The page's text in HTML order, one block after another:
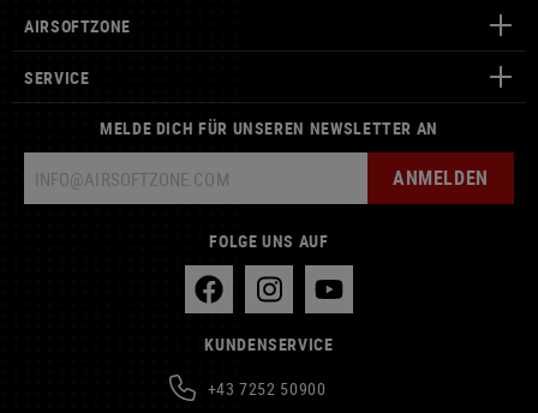
AIRSOFTZONE
SERVICE
MELDE DICH FÜR UNSEREN NEWSLETTER AN
ANMELDEN
FOLGE UNS AUF
KUNDENSERVICE
+43 7252 50900